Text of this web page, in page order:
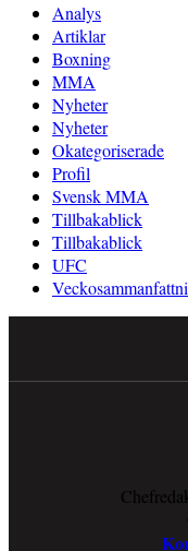
Analys
Artiklar
Boxning
MMA
Nyheter
Nyheter
Okategoriserade
Profil
Svensk MMA
Tillbakablick
Tillbakablick
UFC